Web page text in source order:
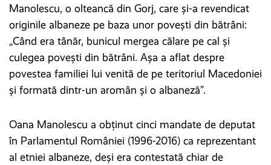
Manolescu, o olteancă din Gorj, care și-a revendicat
originile albaneze pe baza unor povești din bătrâni:
„Când era tânăr, bunicul mergea călare pe cal și
culegea povești din bătrâni. Așa a aflat despre
povestea familiei lui venită de pe teritoriul Macedoniei
și formată dintr-un aromân și o albaneză”.
Oana Manolescu a obținut cinci mandate de deputat
în Parlamentul României (1996-2016) ca reprezentant
al etniei albaneze, deși era contestată chiar de